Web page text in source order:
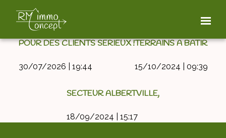
CATÉGORIE DE TÉMOIGNAGES : RECHERCHE-BIEN
POUR DES CLIENTS SERIEUX !
30/07/2026 | 19:44
TERRAINS A BATIR
15/10/2024 | 09:39
SECTEUR ALBERTVILLE,
18/09/2024 | 15:17